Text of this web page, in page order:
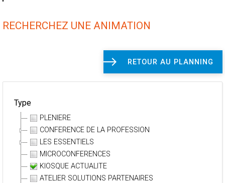
RECHERCHEZ UNE ANIMATION
RETOUR AU PLANNING
Type
PLENIERE
CONFERENCE DE LA PROFESSION
LES ESSENTIELS
MICROCONFERENCES
KIOSQUE ACTUALITE
ATELIER SOLUTIONS PARTENAIRES